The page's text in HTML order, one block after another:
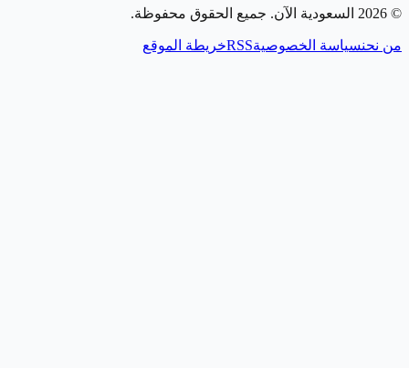
©
2026 السعودية الآن. جميع الحقوق محفوظة.
من نحنسياسة الخصوصيةRSSخريطة الموقع